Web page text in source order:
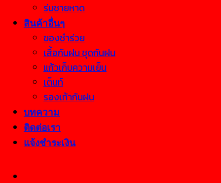
ร่มชายหาด
สินค้าอื่นๆ
ของชำร่วย
เสื้อกันฝน ชุดกันฝน
แก้วเก็บความเย็น
เต็นท์
รองเท้ากันฝน
บทความ
ติดต่อเรา
แจ้งชำระเงิน